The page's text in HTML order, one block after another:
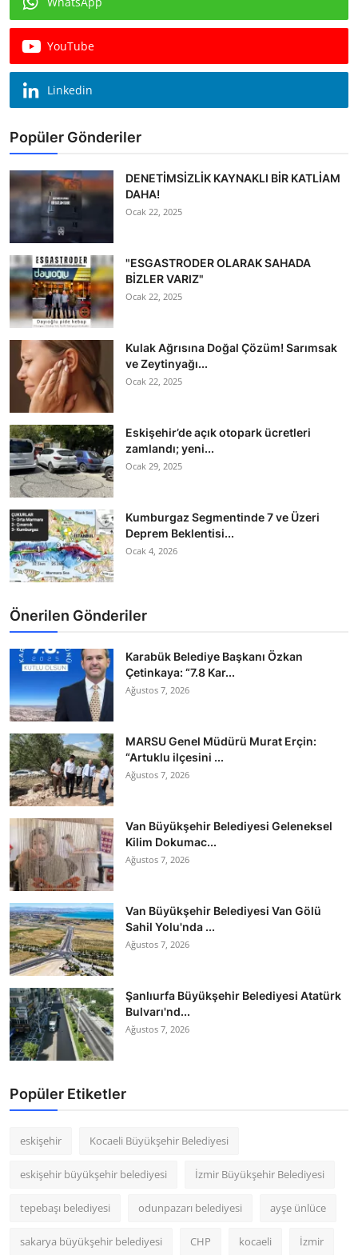
Köşe Yazısı
Dernek
Galeri
E-GAZETE
YouTube
Linkedin
Popüler Gönderiler
DENETİMSİZLİK KAYNAKLI BİR KATLİAM
DAHA!
Ocak 22, 2025
"ESGASTRODER OLARAK SAHADA
BİZLER VARIZ"
Ocak 22, 2025
Kulak Ağrısına Doğal Çözüm! Sarımsak
ve Zeytinyağı...
Ocak 22, 2025
Eskişehir’de açık otopark ücretleri
zamlandı; yeni...
Ocak 29, 2025
Kumburgaz Segmentinde 7 ve Üzeri
Deprem Beklentisi...
Ocak 4, 2026
Önerilen Gönderiler
Karabük Belediye Başkanı Özkan
Çetinkaya: “7.8 Kar...
Ağustos 7, 2026
MARSU Genel Müdürü Murat Erçin:
“Artuklu ilçesini ...
Ağustos 7, 2026
Van Büyükşehir Belediyesi Geleneksel
Kilim Dokumac...
Ağustos 7, 2026
Van Büyükşehir Belediyesi Van Gölü
Sahil Yolu'nda ...
Ağustos 7, 2026
Şanlıurfa Büyükşehir Belediyesi Atatürk
Bulvarı'nd...
Ağustos 7, 2026
Popüler Etiketler
eskişehir Kocaeli Büyükşehir Belediyesi
eskişehir büyükşehir belediyesi İzmir Büyükşehir Belediyesi
tepebaşı belediyesi odunpazarı belediyesi ayşe ünlüce
sakarya büyükşehir belediyesi CHP kocaeli İzmir